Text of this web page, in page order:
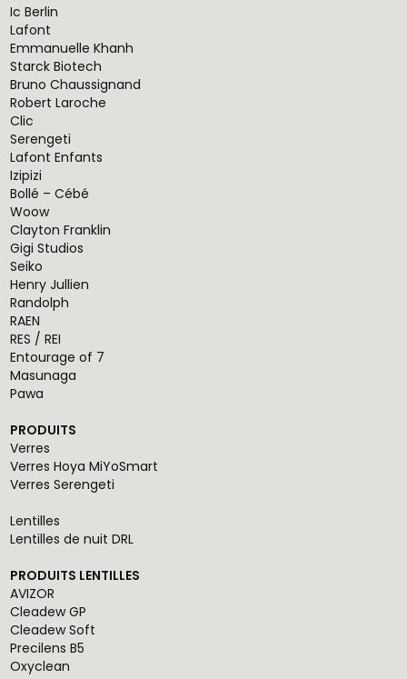
Ic Berlin
Lafont
Emmanuelle Khanh
Starck Biotech
Bruno Chaussignand
Robert Laroche
Clic
Serengeti
Lafont Enfants
Izipizi
Bollé – Cébé
Woow
Clayton Franklin
Gigi Studios
Seiko
Henry Jullien
Randolph
RAEN
RES / REI
Entourage of 7
Masunaga
Pawa
PRODUITS
Verres
Verres Hoya MiYoSmart
Verres Serengeti
Lentilles
Lentilles de nuit DRL
PRODUITS LENTILLES
AVIZOR
Cleadew GP
Cleadew Soft
Precilens B5
Oxyclean